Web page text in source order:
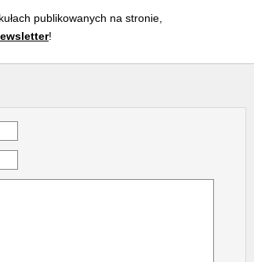
publikowanych na stronie,
!